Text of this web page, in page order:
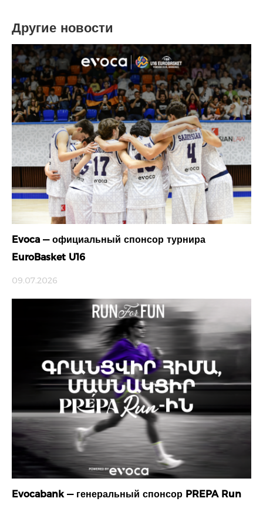
Другие новости
Evoca — официальный спонсор турнира
EuroBasket U16
09.07.2026
Evocabank — генеральный спонсор PREPA Run